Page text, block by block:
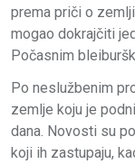
prema priči o
mogao dokrajčiti
Počasnim
Po neslužbenim
zemlje koju je
dana. Novosti su
koji ih zastupaju,